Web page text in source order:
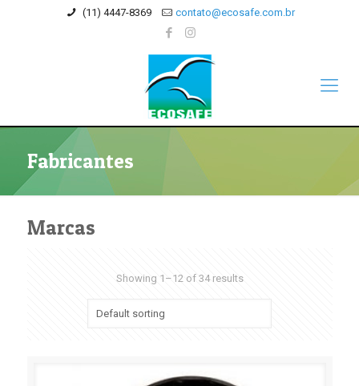
(11) 4447-8369 contato@ecosafe.com.br
Fabricantes
Marcas
Showing 1–12 of 34 results